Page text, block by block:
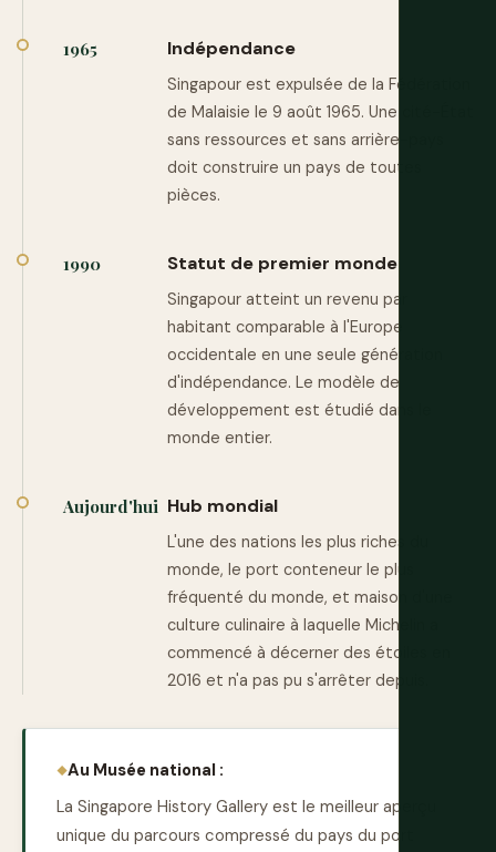
1965 Indépendance
Singapour est expulsée de la Fédération
de Malaisie le 9 août 1965. Une cité-État
sans ressources et sans arrière-pays
doit construire un pays de toutes
pièces.
1990 Statut de premier monde
Singapour atteint un revenu par
habitant comparable à l'Europe
occidentale en une seule génération
d'indépendance. Le modèle de
développement est étudié dans le
monde entier.
Aujourd'hui Hub mondial
L'une des nations les plus riches du
monde, le port conteneur le plus
fréquenté du monde, et maison d'une
culture culinaire à laquelle Michelin a
commencé à décerner des étoiles en
2016 et n'a pas pu s'arrêter depuis.
Au Musée national :
La Singapore History Gallery est le meilleur aperçu
unique du parcours compressé du pays du port